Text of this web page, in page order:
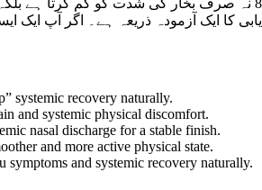
systemic recovery naturally.
and systemic physical discomfort.
nasal discharge for a stable finish.
and more active physical state.
and systemic recovery naturally.